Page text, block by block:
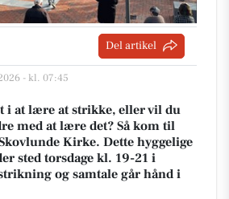
Del artikel
- kl. 07:45
i at lære at strikke, eller vil du
med at lære det? Så kom til
Kirke. Dette hyggelige
sted torsdage kl. 19-21 i
og samtale går hånd i